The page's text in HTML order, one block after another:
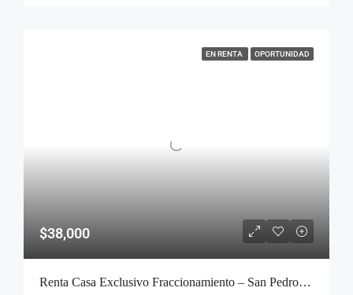
EN RENTA OPORTUNIDAD
$38,000
Renta Casa Exclusivo Fraccionamiento – San Pedro Cholula